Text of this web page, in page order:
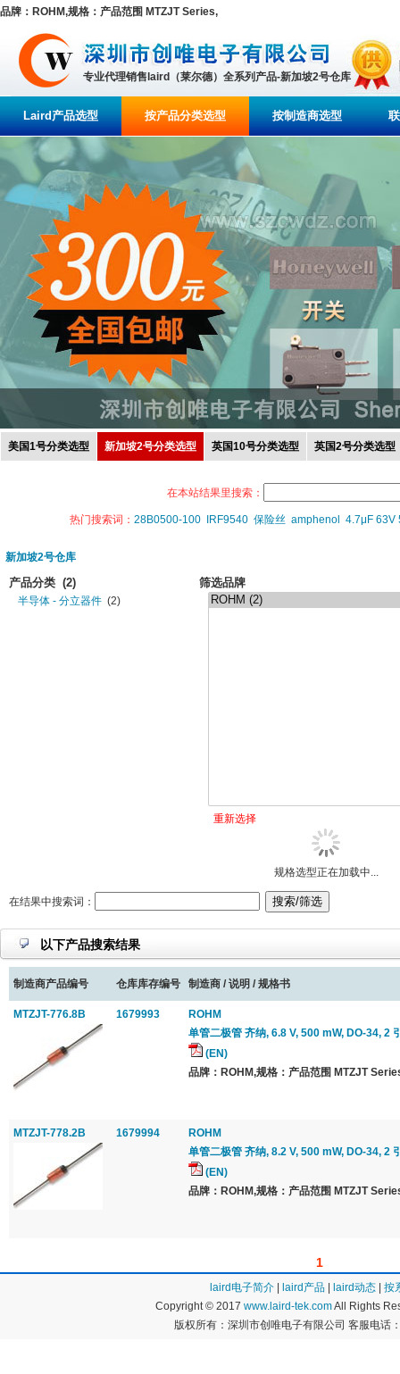
品牌：ROHM,规格：产品范围 MTZJT Series,
专业代理销售laird（莱尔德）全系列产品-新加坡2号仓库
Laird产品选型 按产品分类选型 按制造商选型
美国1号分类选型 新加坡2号分类选型 英国10号分类选型 英国2号分类选型
在本站结果里搜索：
热门搜索词： 28B0500-100 IRF9540 保险丝 amphenol 4.7μF 63V
新加坡2号仓库
产品分类 (2)
半导体 - 分立器件 (2)
筛选品牌
重新选择
规格选型正在加载中...
在结果中搜索词：
以下产品搜索结果
制造商产品编号 仓库库存编号 制造商 / 说明 / 规格书
MTZJT-776.8B 1679993
ROHM
单管二极管 齐纳, 6.8 V, 500 mW, DO-34, 2
(EN)
品牌：ROHM,规格：产品范围 MTZJT
MTZJT-778.2B 1679994
ROHM
单管二极管 齐纳, 8.2 V, 500 mW, DO-34, 2
(EN)
品牌：ROHM,规格：产品范围 MTZJT
1
laird电子简介 laird产品 laird动态
按
Copyright © 2017 www.laird-tek.comAll Rights
版权所有：深圳市创唯电子有限公司 客服电话